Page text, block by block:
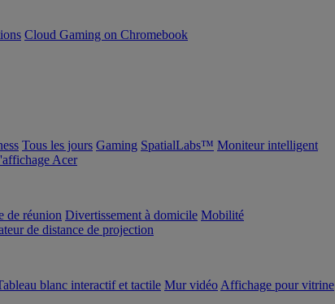
Cloud Gaming on Chromebook
Tous les jours Gaming SpatialLabs™ Moniteur intelligent
Acer
de réunion Divertissement à domicile Mobilité
de distance de projection
blanc interactif et tactile Mur vidéo Affichage pour vitrine